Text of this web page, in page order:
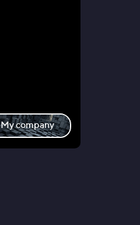
My company